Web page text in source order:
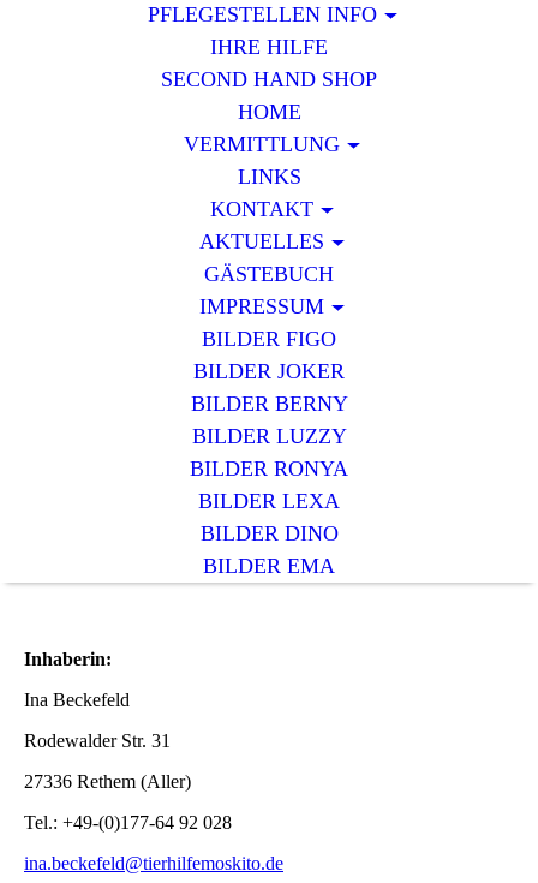
PFLEGESTELLEN INFO
IHRE HILFE
SECOND HAND SHOP
HOME
VERMITTLUNG
LINKS
KONTAKT
AKTUELLES
GÄSTEBUCH
IMPRESSUM
BILDER FIGO
BILDER JOKER
BILDER BERNY
BILDER LUZZY
BILDER RONYA
BILDER LEXA
BILDER DINO
BILDER EMA
Inhaberin:
Ina Beckefeld
Rodewalder Str. 31
27336 Rethem (Aller)
Tel.: +49-(0)177-64 92 028
ina.beckefeld@tierhilfemoskito.de